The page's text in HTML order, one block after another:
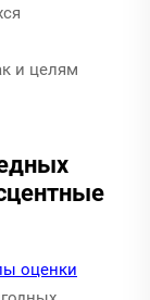
и целям
оценки